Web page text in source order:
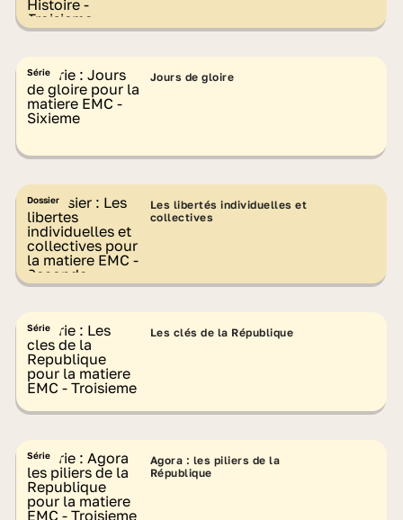
Série Jours de gloire
Dossier
Les libertés individuelles et
collectives
Série Les clés de la République
Série
Agora : les piliers de la
République